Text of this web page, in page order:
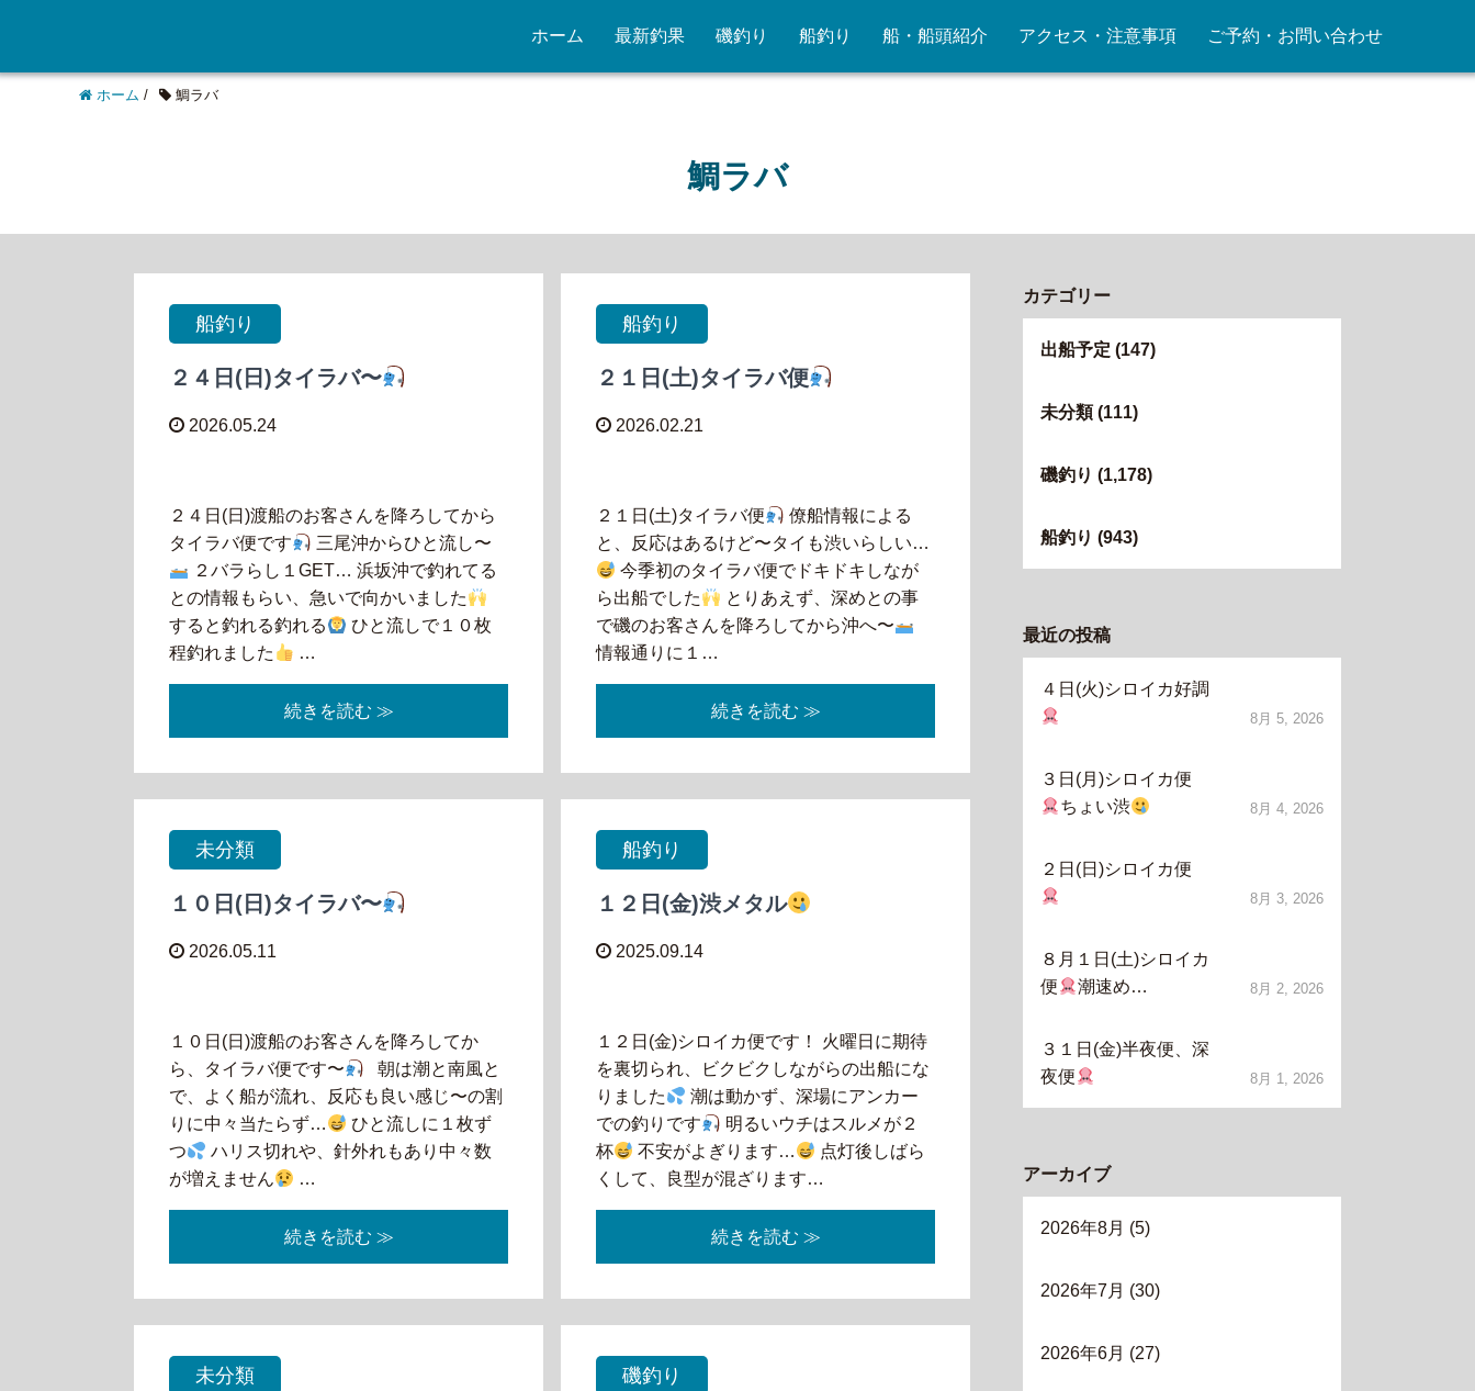
ホーム 最新釣果 磯釣り 船釣り 船・船頭紹介 アクセス・注意事項 ご予約・お問い合わせ
ホーム / 鯛ラバ
鯛ラバ
船釣り
２４日(日)タイラバ〜
2026.05.24
２４日(日)渡船のお客さんを降ろしてから
タイラバ便です
三尾沖からひと流し〜
２バラらし１GET… 浜坂沖で釣れてる
との情報もらい、急いで向かいました
すると釣れる釣れる
ひと流しで１０枚
程釣れました
…
続きを読む ≫
未分類
１０日(日)タイラバ〜
2026.05.11
１０日(日)渡船のお客さんを降ろしてか
ら、タイラバ便です〜
朝は潮と南風と
で、よく船が流れ、反応も良い感じ〜の割
りに中々当たらず…
ひと流しに１枚ず
つ
ハリス切れや、針外れもあり中々数
が増えません
…
続きを読む ≫
未分類
船釣り
２１日(土)タイラバ便
2026.02.21
２１日(土)タイラバ便
僚船情報による
と、反応はあるけど〜タイも渋いらしい…
今季初のタイラバ便でドキドキしなが
ら出船でした
とりあえず、深めとの事
で磯のお客さんを降ろしてから沖へ〜
情報通りに１…
続きを読む ≫
船釣り
１２日(金)渋メタル
2025.09.14
１２日(金)シロイカ便です！ 火曜日に期待
を裏切られ、ビクビクしながらの出船にな
りました
潮は動かず、深場にアンカー
での釣りです
明るいウチはスルメが２
杯
不安がよぎります…
点灯後しばら
くして、良型が混ざります…
続きを読む ≫
磯釣り
カテゴリー
出船予定 (147)
未分類(111)
磯釣り (1,178)
船釣り (943)
最近の投稿
４日(火)シロイカ好調
8月 5, 2026
３日(月)シロイカ便
ちょい渋
8月 4, 2026
２日(日)シロイカ便
8月 3, 2026
８月１日(土)シロイカ
便
潮速め… 8月 2, 2026
３１日(金)半夜便、深
夜便
8月 1, 2026
アーカイブ
2026年8月 (5)
2026年7月 (30)
2026年6月 (27)